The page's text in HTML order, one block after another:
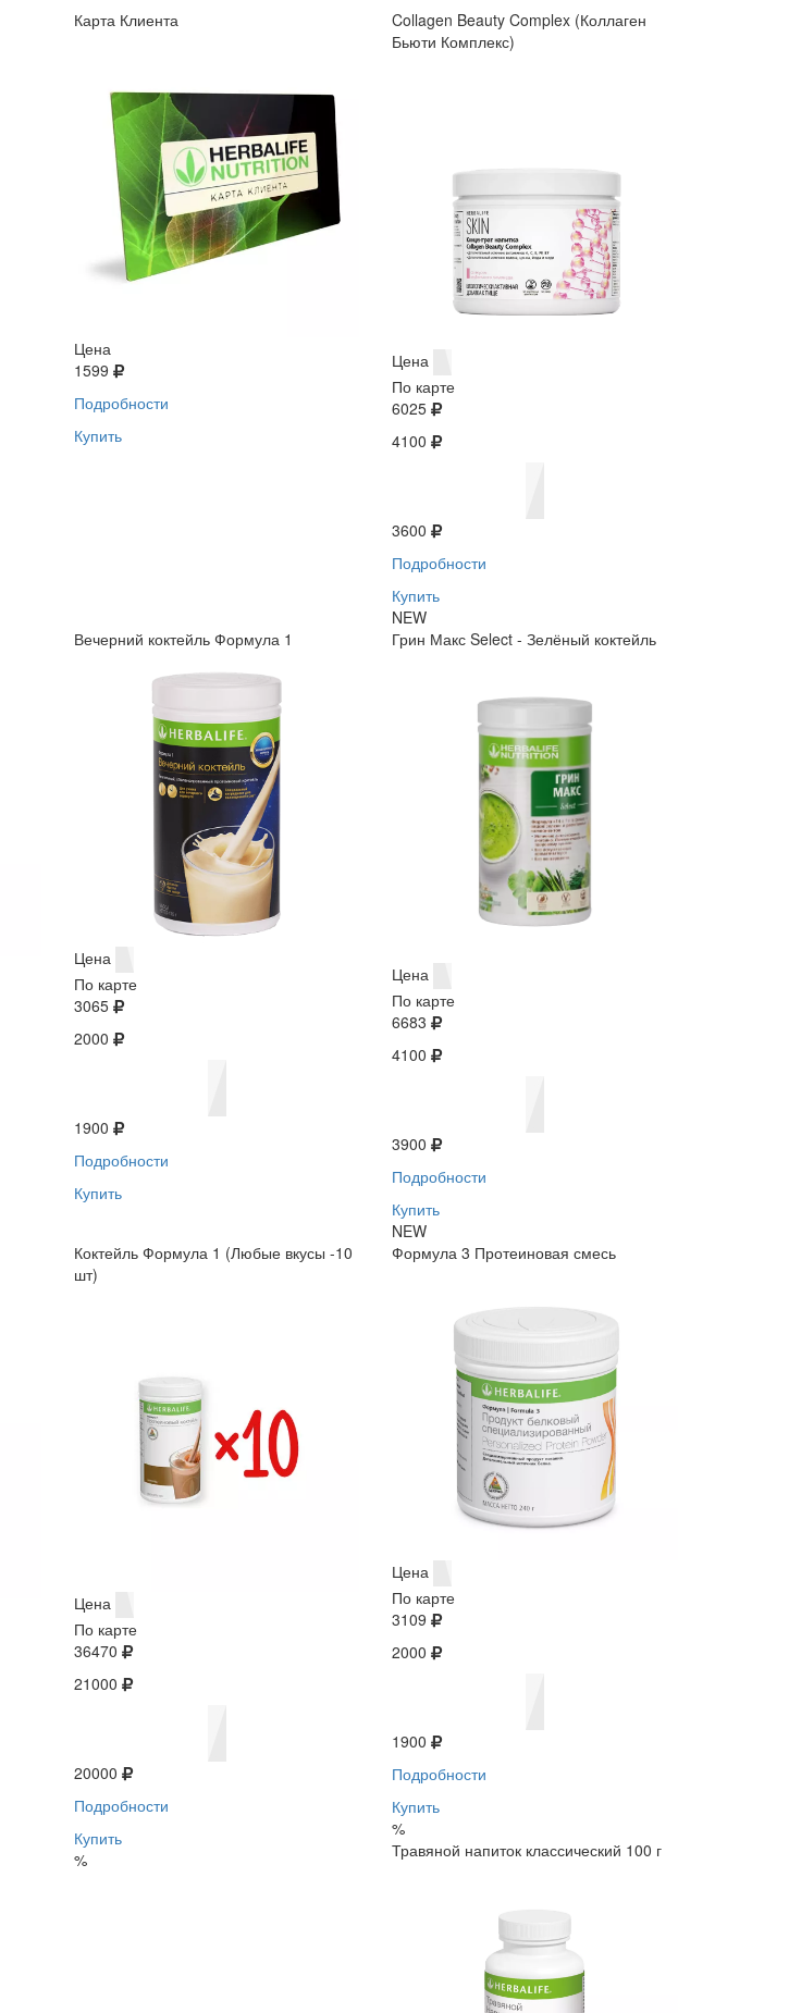
Карта Клиента
Цена
1599
Подробности
Купить
Collagen Beauty Complex (Коллаген
Бьюти Комплекс)
Цена
По карте
6025
4100
3600
Подробности
Купить
NEW
Вечерний коктейль Формула 1
Цена
По карте
3065
2000
1900
Подробности
Купить
Грин Макс Select - Зелёный коктейль
Цена
По карте
6683
4100
3900
Подробности
Купить
NEW
Коктейль Формула 1 (Любые вкусы -10
шт)
Цена
По карте
36470
21000
20000
Подробности
Купить
%
Формула 3 Протеиновая смесь
Цена
По карте
3109
2000
1900
Подробности
Купить
%
Травяной напиток классический 100 г